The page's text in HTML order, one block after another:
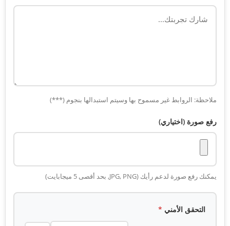
ملاحظة: الروابط غير مسموح بها وسيتم استبدالها بنجوم (***)
رفع صورة (اختياري)
يمكنك رفع صورة لدعم رأيك (JPG, PNG, بحد أقصى 5 ميجابايت)
التحقق الأمني *